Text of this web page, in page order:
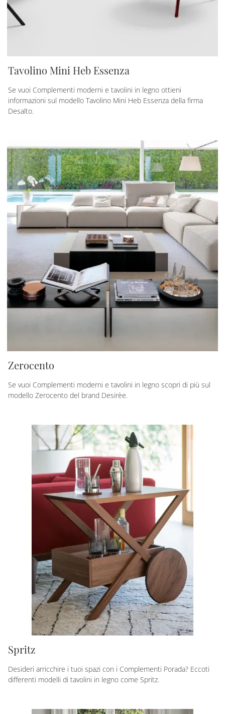
Tavolino Mini Heb Essenza
Se vuoi Complementi moderni e tavolini in legno ottieni
informazioni sul modello Tavolino Mini Heb Essenza della firma
Desalto.
Zerocento
Se vuoi Complementi moderni e tavolini in legno scopri di più sul
modello Zerocento del brand Desirèe.
Spritz
Desideri arricchire i tuoi spazi con i Complementi Porada? Eccoti
differenti modelli di tavolini in legno come Spritz.